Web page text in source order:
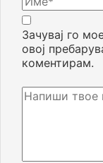
Зачувај го
овој
коментирам.